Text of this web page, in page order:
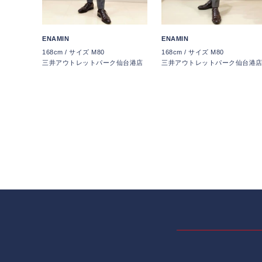
ENAMIN
168cm / サイズ M80
三井アウトレットパーク仙台港店
ENAMIN
168cm / サイズ M80
三井アウトレットパーク仙台港店